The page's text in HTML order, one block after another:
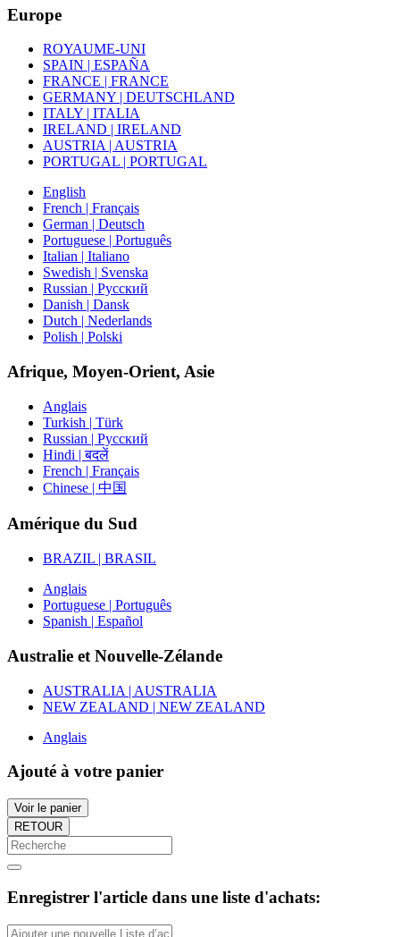
Europe
ROYAUME-UNI
SPAIN | ESPAÑA
FRANCE | FRANCE
GERMANY | DEUTSCHLAND
ITALY | ITALIA
IRELAND | IRELAND
AUSTRIA | AUSTRIA
PORTUGAL | PORTUGAL
English
French | Français
German | Deutsch
Portuguese | Português
Italian | Italiano
Swedish | Svenska
Russian | Русский
Danish | Dansk
Dutch | Nederlands
Polish | Polski
Afrique, Moyen-Orient, Asie
Anglais
Turkish | Türk
Russian | Русский
Hindi | बदलें
French | Français
Chinese | 中国
Amérique du Sud
BRAZIL | BRASIL
Anglais
Portuguese | Português
Spanish | Español
Australie et Nouvelle-Zélande
AUSTRALIA | AUSTRALIA
NEW ZEALAND | NEW ZEALAND
Anglais
Ajouté à votre panier
Voir le panier
RETOUR
Enregistrer l'article dans une liste d'achats: